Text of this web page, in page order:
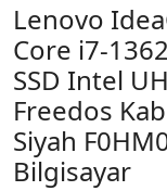
Lenovo
Core i7-
SSD Intel
Freedos
Siyah
Bilgisayar